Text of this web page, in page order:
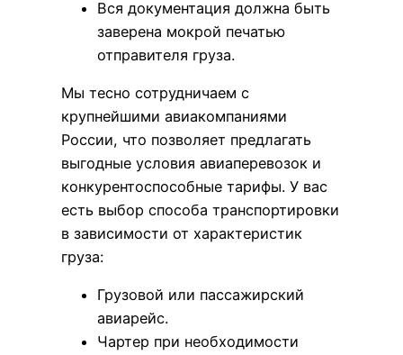
Вся документация должна быть
заверена мокрой печатью
отправителя груза.
Мы тесно сотрудничаем с
крупнейшими авиакомпаниями
России, что позволяет предлагать
выгодные условия авиаперевозок и
конкурентоспособные тарифы. У вас
есть выбор способа транспортировки
в зависимости от характеристик
груза:
Грузовой или пассажирский
авиарейс.
Чартер при необходимости